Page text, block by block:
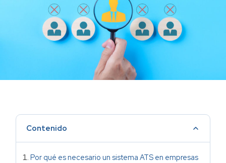
Contenido
Por qué es necesario un sistema ATS en empresas